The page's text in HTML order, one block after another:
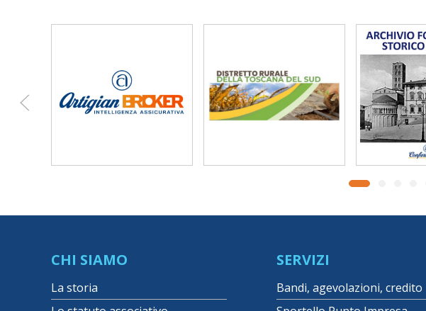
CHI SIAMO
La storia
SERVIZI
Bandi, agevolazioni, credito